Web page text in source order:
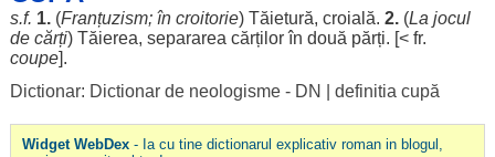
s.f. 1.(Franțuzism; în croitorie) Tăietură, croială. 2.(La jocul
de cărți) Tăierea, separarea cărților în două părți. [< fr.
coupe].
Dictionar: Dictionar de neologisme - DN
definitia cupă
Widget WebDex- Ia cu tine dictionarul explicativ roman in blogul,